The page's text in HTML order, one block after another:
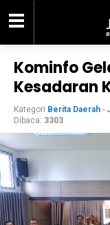
Kominfo
Kesadaran
Kategori Berita Daerah -
Dibaca: 3303